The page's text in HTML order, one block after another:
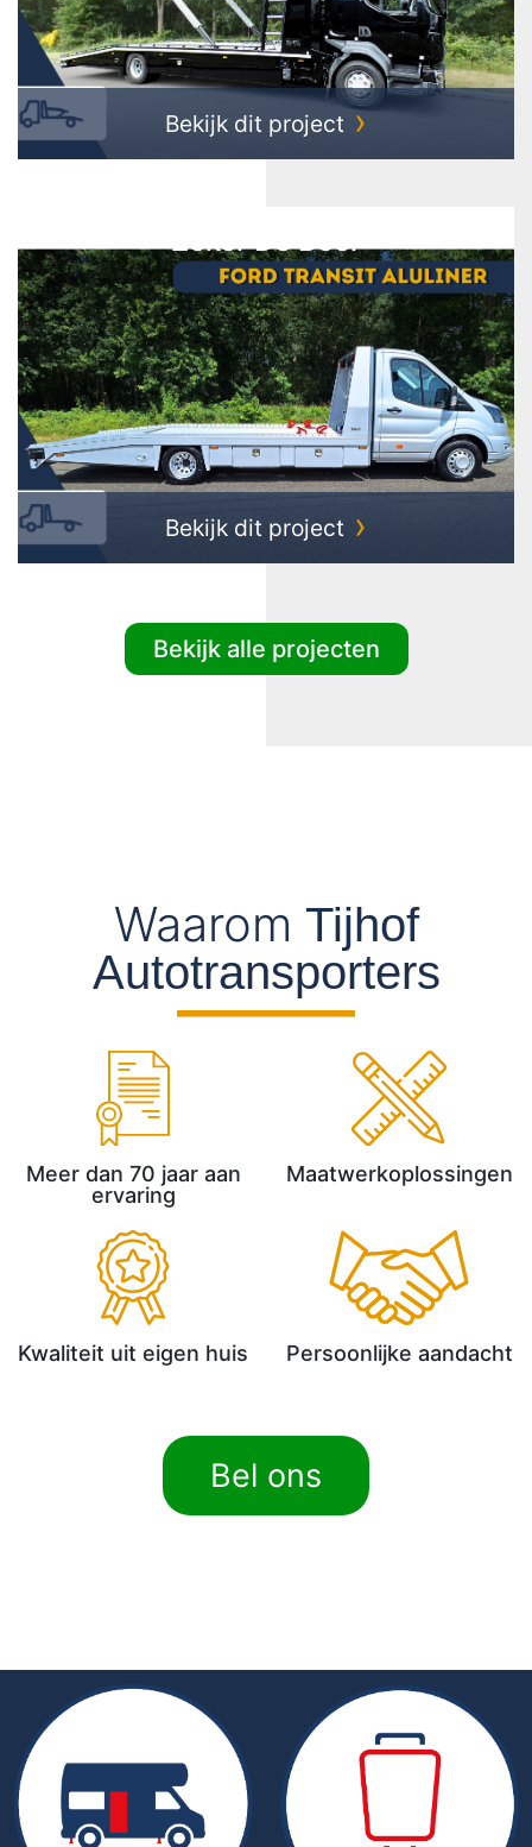
Bekijk dit project
Zeker De Boer
Bekijk dit project
Bekijk alle projecten
Waarom Tijhof
Autotransporters
Meer dan 70 jaar aan
ervaring
Maatwerkoplossingen
Kwaliteit uit eigen huis Persoonlijke aandacht
Bel ons